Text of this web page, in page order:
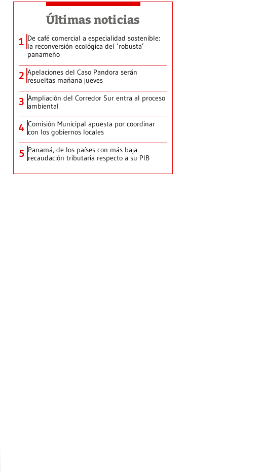
Últimas noticias
1 De café comercial a especialidad sostenible:
la reconversión ecológica del ‘robusta’
panameño
2 Apelaciones del Caso Pandora serán
resueltas mañana jueves
3 Ampliación del Corredor Sur entra al proceso
ambiental
4 Comisión Municipal apuesta por coordinar
con los gobiernos locales
5 Panamá, de los países con más baja
recaudación tributaria respecto a su PIB